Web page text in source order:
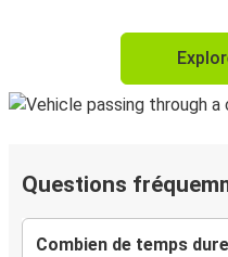
Questions
Combien de temps